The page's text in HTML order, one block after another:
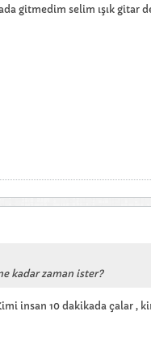
gitmedim selim ışık gitar
kadar zaman ister?
insan 10 dakikada çalar ,